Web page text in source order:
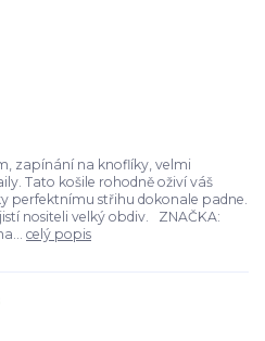
zapínání na knoflíky, velmi
Tato košile rohodně oživí váš
perfektnímu střihu dokonale padne.
nositeli velký obdiv. ZNAČKA:
celý popis